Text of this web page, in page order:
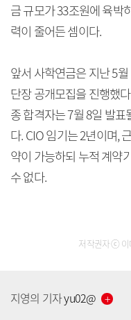
금 규모가 33조원에 육박
력이 줄어든 셈이다.
앞서 사학연금은 지난 5
단장 공개모집을 진행했
종 합격자는 7월 8일 발
다. CIO 임기는 2년이며,
약이 가능하되 누적 계약
수 없다.
저작권자 ⓒ 이
지영의 기자yu02@